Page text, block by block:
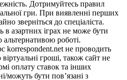
Дотримуйтесь правил
гри. При виявленні перших
зверніться до спеціаліста.
в азартних іграх не може бути
альтернативою роботі.
korrespondent.net не проводить
віртуальні гроші, також сайт не
оплату ставок та інших
можуть бути пов’язані з